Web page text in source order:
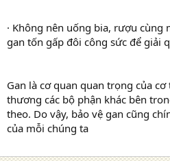
· Không nên uống bia, rượu cùng
gan tốn gấp đôi công sức để giải
Gan là cơ quan quan trọng của
thương các bộ phận khác bên
theo. Do vậy, bảo vệ gan cũng
của mỗi chúng ta